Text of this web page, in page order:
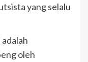
yang selalu
oleh